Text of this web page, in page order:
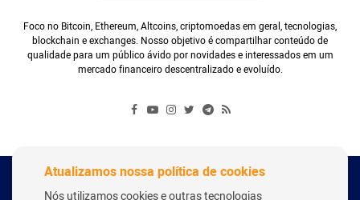
Foco no Bitcoin, Ethereum, Altcoins, criptomoedas em geral, tecnologias,
blockchain e exchanges. Nosso objetivo é compartilhar conteúdo de
qualidade para um público ávido por novidades e interessados em um
mercado financeiro descentralizado e evoluído.
Copyright Webitcoin 2018 - Todos os Direitos Reservados
Atualizamos nossa política de cookies
Nós utilizamos cookies e outras tecnologias